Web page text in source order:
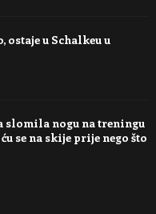
ostaje u Schalkeu u
slomila nogu na treningu
se na skije prije nego što